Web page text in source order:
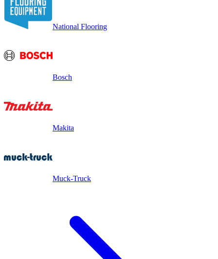
National Flooring
Bosch
Makita
Muck-Truck